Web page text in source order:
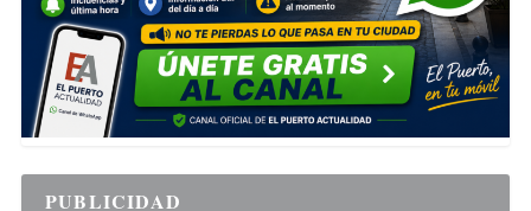
PUBLICIDAD